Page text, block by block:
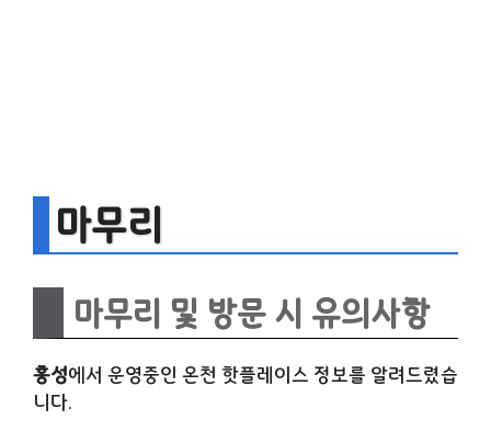
마무리
마무리 및 방문 시 유의사항
홍성에서 운영중인 온천 핫플레이스 정보를 알려드렸습
니다.